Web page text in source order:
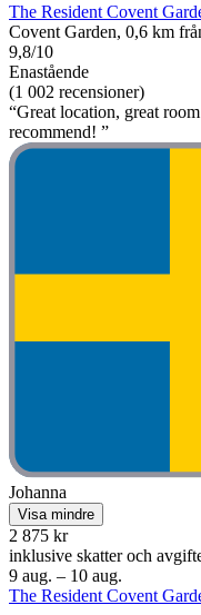
The Resident Covent
Covent Garden, 0,6 km
9,8/10
Enastående
(1 002 recensioner)
“Great location, great
recommend! ”
Johanna
Visa mindre
2 875 kr
inklusive skatter och
9 aug. – 10 aug.
The Resident Covent